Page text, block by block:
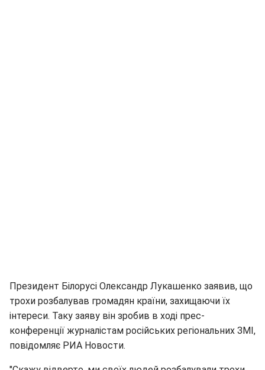
Президент Білорусі Олександр Лукашенко заявив, що
трохи розбалував громадян країни, захищаючи їх
інтереси. Таку заяву він зробив в ході прес-
конференції журналістам російських регіональних ЗМІ,
повідомляє РИА Новости.